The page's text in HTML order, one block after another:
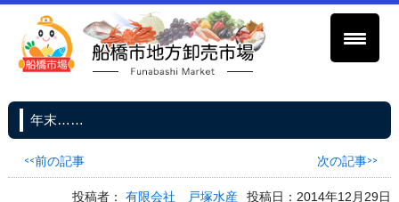
年末……
<<前の記事 次の記事>>
投稿者：有限会社 戸塚水産 投稿日：2014年12月29日